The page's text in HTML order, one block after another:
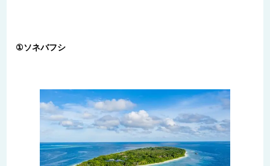
①ソネバフシ